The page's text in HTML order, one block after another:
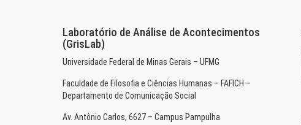
Laboratório de Análise de Acontecimentos
(GrisLab)
Universidade Federal de Minas Gerais – UFMG
Faculdade de Filosofia e Ciências Humanas – FAFICH –
Departamento de Comunicação Social
Av. Antônio Carlos, 6627 – Campus Pampulha